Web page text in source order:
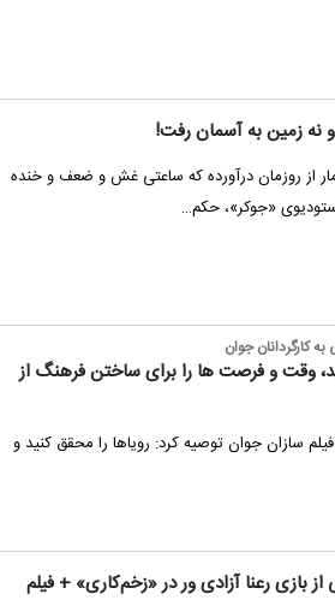
نه زمین به آسمان رفت!
از روزمان درآورده که ساعتی غش و ضعف و خنده
«جوکر»، حکم…
کارگردانان جوان
وقت و فرصت ها را برای ساختن فرهنگ از
سازان جوان توصیه کرد: رویاها را محقق کنید و
بازی رعنا آزادی ور در «زخم‌کاری» + فیلم